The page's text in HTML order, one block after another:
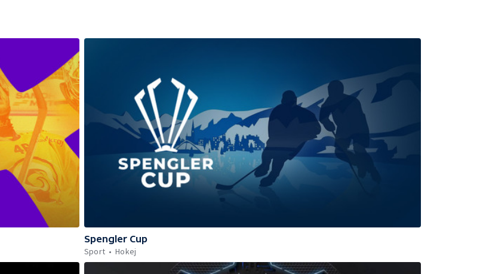
Spengler Cup
Sport
Hokej